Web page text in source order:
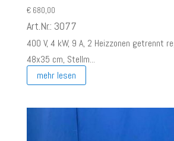
€680,00
Art.Nr.: 3077
400 V, 4 kW, 9 A, 2 Heizzonen getrennt
48x35 cm, Stellm...
mehr lesen